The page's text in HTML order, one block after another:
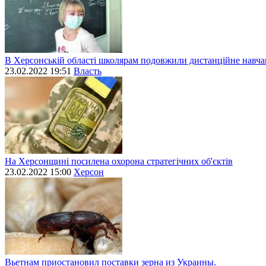
В Херсонській області школярам подовжили дистанційне
23.02.2022 19:51 Власть
На Херсонщині посилена охорона стратегічних об'єктів
23.02.2022 15:00 Херсон
Вьетнам приостановил поставки зерна из Украины.